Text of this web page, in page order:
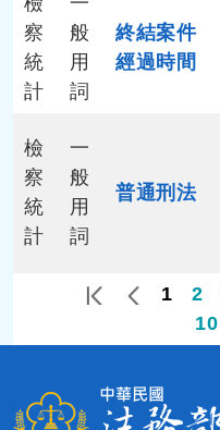
察
統
計
般
用
詞
終結案件
經過時間
檢
察
統
計
一
般
用
詞
普通刑法
1
2
10